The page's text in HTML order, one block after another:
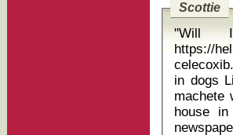
Scottie
"Will
https://
in dogs Lieutenant Colonel David Parkinson, 58, was killed with a
machete
house